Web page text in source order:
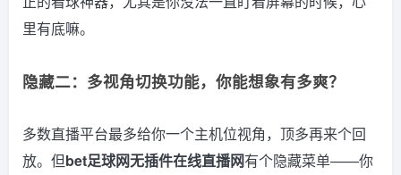
里有底嘛。
隐藏二：多视角切换功能，你能想象有多爽？
多数直播平台最多给你一个主机位视角，顶多再来个回
放。但bet足球网无插件在线直播网有个隐藏菜单——你